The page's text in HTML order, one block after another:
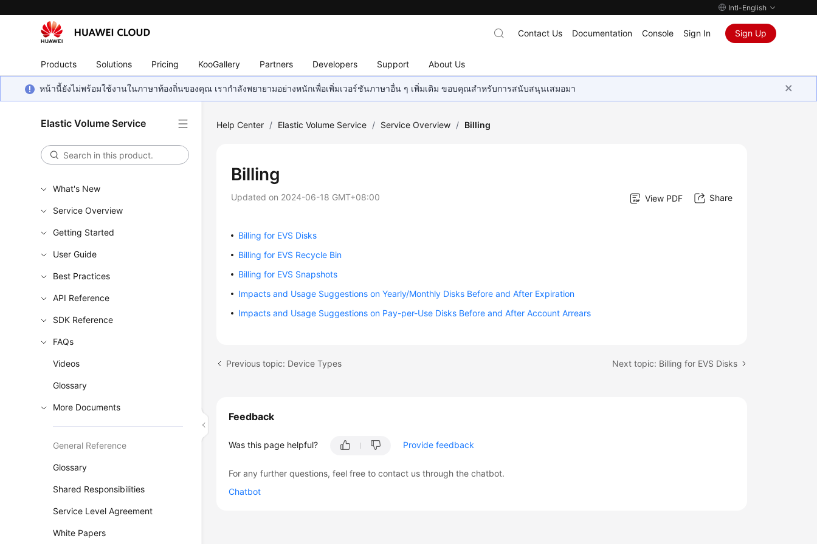
Intl-English
Products Solutions Pricing KooGallery Partners Developers Support About Us
Contact Us Documentation Console Sign In Sign Up
หน้านี้ยังไม่พร้อมใช้งานในภาษาท้องถิ่นของคุณ เรากำลังพยายามอย่างหนักเพื่อเพิ่มเวอร์ชันภาษาอื่น ๆ เพิ่มเติม ขอบคุณสำหรับการสนับสนุนเสมอมา
Elastic Volume Service
What's New
Service Overview
Getting Started
User Guide
Best Practices
API Reference
SDK Reference
FAQs
Videos
Glossary
More Documents
General Reference
Glossary
Shared Responsibilities
Service Level Agreement
White Papers
Help Center / Elastic Volume Service / Service Overview / Billing
Billing
Updated on 2024-06-18 GMT+08:00 View PDF Share
Billing for EVS Disks
Billing for EVS Recycle Bin
Billing for EVS Snapshots
Impacts and Usage Suggestions on Yearly/Monthly Disks Before and After Expiration
Impacts and Usage Suggestions on Pay-per-Use Disks Before and After Account Arrears
Previous topic: Device Types Next topic: Billing for EVS Disks
Feedback
Was this page helpful? Provide feedback
For any further questions, feel free to contact us through the chatbot.
Chatbot